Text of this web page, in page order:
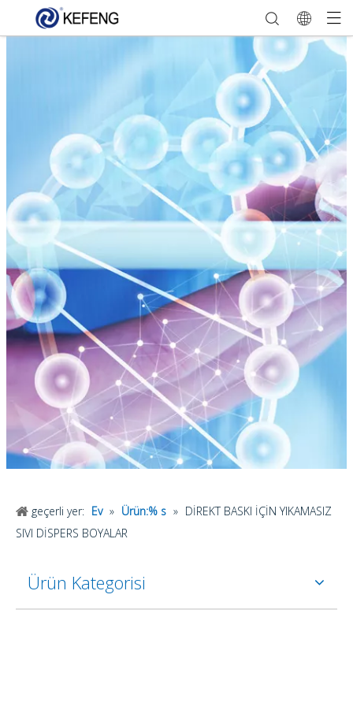
geçerli yer: Ev » Ürün:% s » DİREKT BASKI İÇİN YIKAMASIZ
SIVI DİSPERS BOYALAR
Ürün Kategorisi